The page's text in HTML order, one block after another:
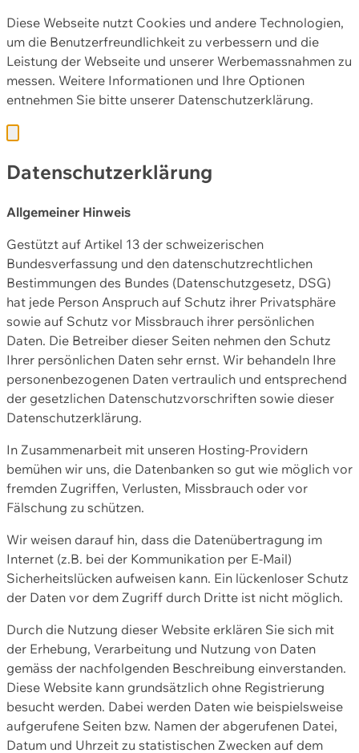
Diese Webseite nutzt Cookies und andere Technologien,
um die Benutzerfreundlichkeit zu verbessern und die
Leistung der Webseite und unserer Werbemassnahmen zu
messen. Weitere Informationen und Ihre Optionen
entnehmen Sie bitte unserer Datenschutzerklärung.
Datenschutzerklärung
Allgemeiner Hinweis
Gestützt auf Artikel 13 der schweizerischen
Bundesverfassung und den datenschutzrechtlichen
Bestimmungen des Bundes (Datenschutzgesetz, DSG)
hat jede Person Anspruch auf Schutz ihrer Privatsphäre
sowie auf Schutz vor Missbrauch ihrer persönlichen
Daten. Die Betreiber dieser Seiten nehmen den Schutz
Ihrer persönlichen Daten sehr ernst. Wir behandeln Ihre
personenbezogenen Daten vertraulich und entsprechend
der gesetzlichen Datenschutzvorschriften sowie dieser
Datenschutzerklärung.
In Zusammenarbeit mit unseren Hosting-Providern
bemühen wir uns, die Datenbanken so gut wie möglich vor
fremden Zugriffen, Verlusten, Missbrauch oder vor
Fälschung zu schützen.
Wir weisen darauf hin, dass die Datenübertragung im
Internet (z.B. bei der Kommunikation per E-Mail)
Sicherheitslücken aufweisen kann. Ein lückenloser Schutz
der Daten vor dem Zugriff durch Dritte ist nicht möglich.
Durch die Nutzung dieser Website erklären Sie sich mit
der Erhebung, Verarbeitung und Nutzung von Daten
gemäss der nachfolgenden Beschreibung einverstanden.
Diese Website kann grundsätzlich ohne Registrierung
besucht werden. Dabei werden Daten wie beispielsweise
aufgerufene Seiten bzw. Namen der abgerufenen Datei,
Datum und Uhrzeit zu statistischen Zwecken auf dem